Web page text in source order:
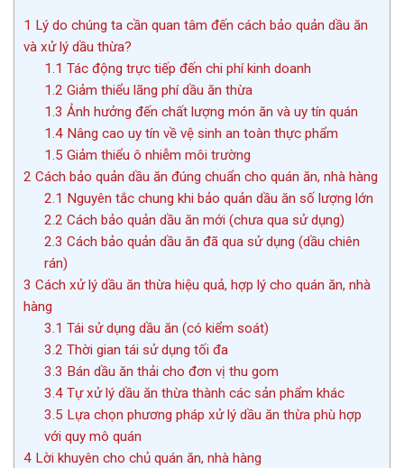
1 Lý do chúng ta cần quan tâm đến cách bảo quản dầu ăn
và xử lý dầu thừa?
1.1 Tác động trực tiếp đến chi phí kinh doanh
1.2 Giảm thiểu lãng phí dầu ăn thừa
1.3 Ảnh hưởng đến chất lượng món ăn và uy tín quán
1.4Nâng cao uy tín về vệ sinh an toàn thực phẩm
1.5 Giảm thiểu ô nhiễm môi trường
2 Cách bảo quản dầu ăn đúng chuẩn cho quán ăn, nhà hàng
2.1 Nguyên tắc chung khi bảo quản dầu ăn số lượng lớn
2.2 Cách bảo quản dầu ăn mới (chưa qua sử dụng)
2.3 Cách bảo quản dầu ăn đã qua sử dụng (dầu chiên
rán)
3 Cách xử lý dầu ăn thừa hiệu quả, hợp lý cho quán ăn, nhà
hàng
3.1 Tái sử dụng dầu ăn (có kiểm soát)
3.2 Thời gian tái sử dụng tối đa
3.3 Bán dầu ăn thải cho đơn vị thu gom
3.4Tự xử lý dầu ăn thừa thành các sản phẩm khác
3.5 Lựa chọn phương pháp xử lý dầu ăn thừa phù hợp
với quy mô quán
4 Lời khuyên cho chủ quán ăn, nhà hàng